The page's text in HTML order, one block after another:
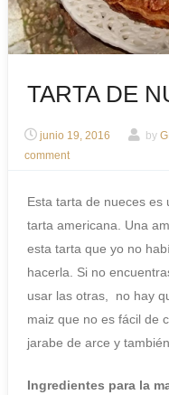
TARTA DE
junio 19, 2016 by
comment
Esta tarta de nueces es
tarta americana. Una
esta tarta que yo no
hacerla. Si no
usar las otras, no hay
maiz que no es fácil de
jarabe de arce y
Ingredientes para la